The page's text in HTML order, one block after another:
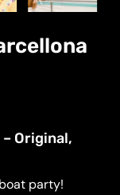
Original,
party!